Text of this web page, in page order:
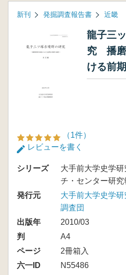
新刊 発掘調査報告書 近畿
龍子三
究 播磨
ける前
（1件）
レビューを書く
シリーズ
大手前大学史学
チ・センター研
発行元
大手前大学史学
調査団
出版年
2010/03
判
A4
ページ
2冊箱入
六一ID
N55486